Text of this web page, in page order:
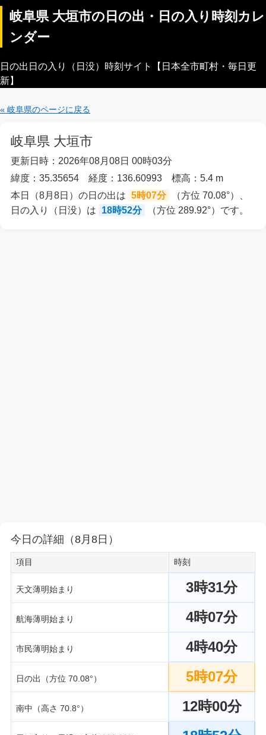
岐阜県 大垣市の日の出・日の入り時刻カレ
ンダー
日の出日の入り（日没）時刻サイト【日本全市町村・毎日更
新】
« 岐阜県のページに戻る
岐阜県 大垣市
更新日時：2026年08月08日 00時03分
緯度：35.35654 経度：136.60993 標高：5.4 m
本日（8月8日）の日の出は 5時07分
（方位 70.08°）、
日の入り（日没）は
18時52分 （方位 289.92°）です。
今日の詳細（8月8日）
項目 時刻
天文薄明始まり 3時31分
航海薄明始まり 4時07分
市民薄明始まり 4時40分
日の出（方位 70.08°） 5時07分
南中（高さ 70.8°） 12時00分